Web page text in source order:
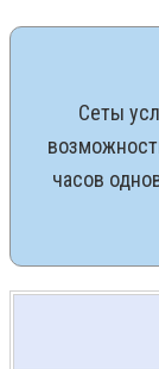
Сеты
часов